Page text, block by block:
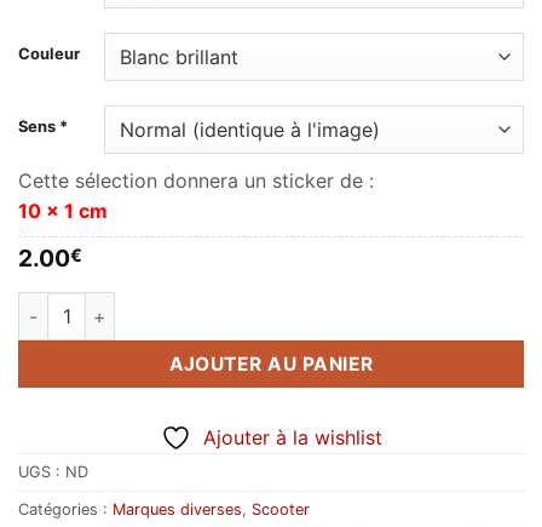
Couleur
Sens *
Cette sélection donnera un sticker de :
10 x 1 cm
2.00€
quantité de Malossi V3 (texte italique contour)
AJOUTER AU PANIER
Ajouter à la wishlist
UGS : ND
Catégories : Marques diverses, Scooter